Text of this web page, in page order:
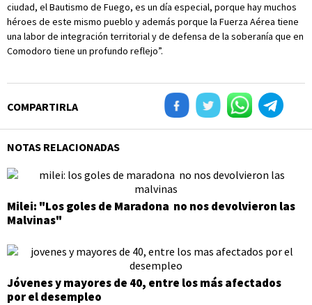
ciudad, el Bautismo de Fuego, es un día especial, porque hay muchos
héroes de este mismo pueblo y además porque la Fuerza Aérea tiene
una labor de integración territorial y de defensa de la soberanía que en
Comodoro tiene un profundo reflejo”.
COMPARTIRLA
NOTAS RELACIONADAS
Milei: "Los goles de Maradona no nos devolvieron las
Malvinas"
Jóvenes y mayores de 40, entre los más afectados
por el desempleo